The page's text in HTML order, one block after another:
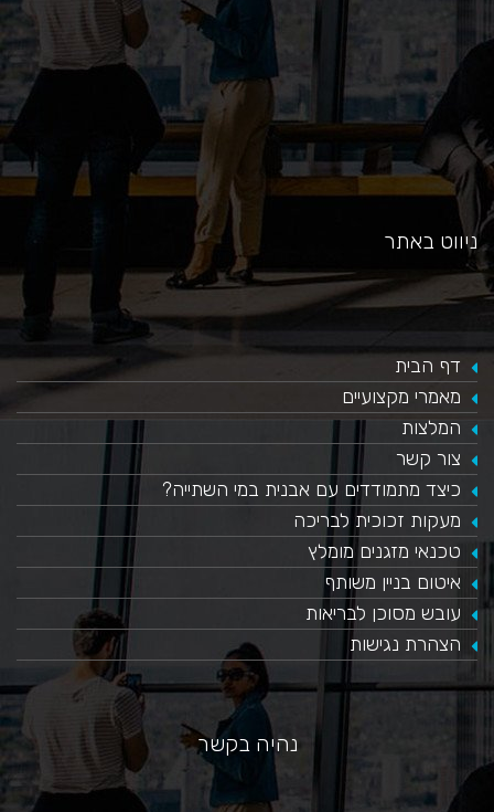
ניווט באתר
דף הבית
מאמרי מקצועיים
המלצות
צור קשר
כיצד מתמודדים עם אבנית במי השתייה?
​מעקות זכוכית לבריכה
טכנאי מזגנים מומלץ
איטום בניין משותף
עובש מסוכן לבריאות
הצהרת נגישות
נהיה בקשר